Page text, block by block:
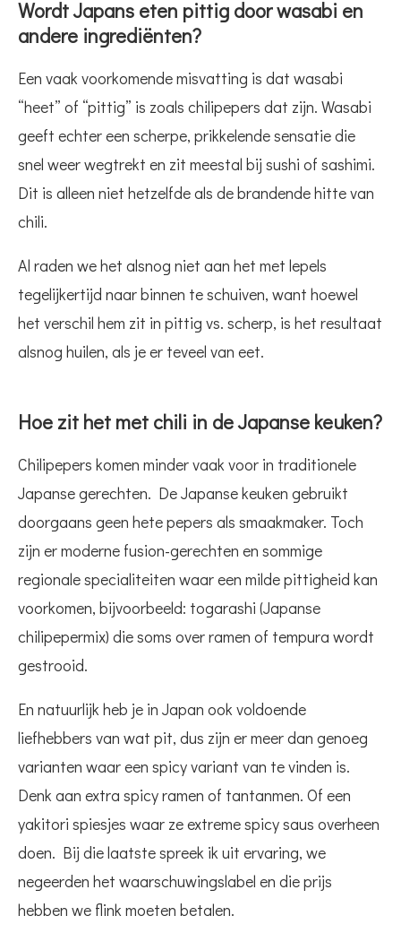
Wordt Japans eten pittig door wasabi en
andere ingrediënten?
Een vaak voorkomende misvatting is dat wasabi
“heet” of “pittig” is zoals chilipepers dat zijn. Wasabi
geeft echter een scherpe, prikkelende sensatie die
snel weer wegtrekt en zit meestal bij sushi of sashimi.
Dit is alleen niet hetzelfde als de brandende hitte van
chili.
Al raden we het alsnog niet aan het met lepels
tegelijkertijd naar binnen te schuiven, want hoewel
het verschil hem zit in pittig vs. scherp, is het resultaat
alsnog huilen, als je er teveel van eet.
Hoe zit het met chili in de Japanse keuken?
Chilipepers komen minder vaak voor in traditionele
Japanse gerechten. De Japanse keuken gebruikt
doorgaans geen hete pepers als smaakmaker. Toch
zijn er moderne fusion-gerechten en sommige
regionale specialiteiten waar een milde pittigheid kan
voorkomen, bijvoorbeeld: togarashi (Japanse
chilipepermix) die soms over ramen of tempura wordt
gestrooid.
En natuurlijk heb je in Japan ook voldoende
liefhebbers van wat pit, dus zijn er meer dan genoeg
varianten waar een spicy variant van te vinden is.
Denk aan extra spicy ramen of tantanmen. Of een
yakitori spiesjes waar ze extreme spicy saus overheen
doen. Bij die laatste spreek ik uit ervaring, we
negeerden het waarschuwingslabel en die prijs
hebben we flink moeten betalen.